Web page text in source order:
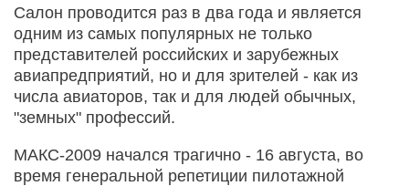
Салон проводится раз в два года и является
одним из самых популярных не только
представителей российских и зарубежных
авиапредприятий, но и для зрителей - как из
числа авиаторов, так и для людей обычных,
"земных" профессий.
МАКС-2009 начался трагично - 16 августа, во
время генеральной репетиции пилотажной